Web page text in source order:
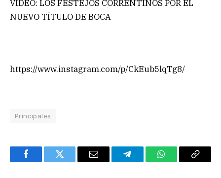
VIDEO: LOS FESTEJOS CORRENTINOS POR EL
NUEVO TÍTULO DE BOCA
https://www.instagram.com/p/CkEub5lqTg8/
Principales
FacebookTwitter Email TelegramWhatsAppCopy